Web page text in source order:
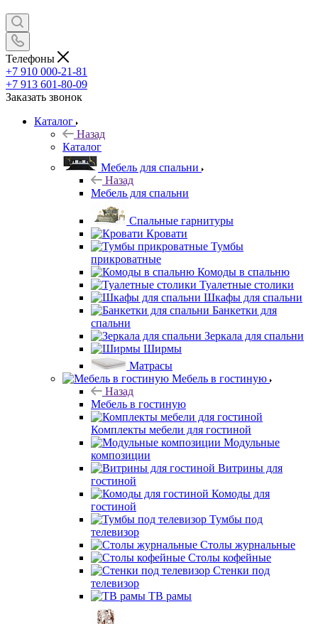
Телефоны
+7 910 000-21-81
+7 913 601-80-09
Заказать звонок
Каталог
Назад
Каталог
Мебель для спальни
Назад
Мебель для спальни
Спальные гарнитуры
Кровати
Тумбы
прикроватные
Комоды в спальню
Туалетные столики
Шкафы для спальни
Банкетки для
спальни
Зеркала для спальни
Ширмы
Матрасы
Мебель в гостиную
Назад
Мебель в гостиную
Комплекты мебели для гостиной
Модульные
композиции
Витрины для
гостиной
Комоды для
гостиной
Тумбы под
телевизор
Столы журнальные
Столы кофейные
Стенки под
телевизор
ТВ рамы